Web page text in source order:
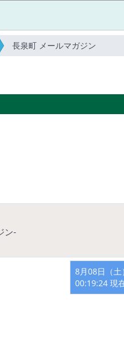
長泉町 メールマガジン
ン-
8月08日（土）
00:19:24 現